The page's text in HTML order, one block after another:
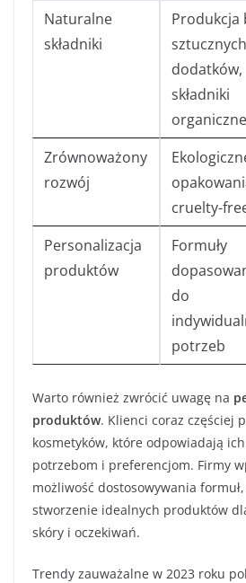
Naturalne
składniki
Produkcja
sztucznych
dodatków,
składniki
organiczne
Zrównoważony
rozwój
cruelty-
Personalizacja
produktów
Formuły
do
potrzeb
Warto również zwrócić uwagę na
produktów. Klienci coraz częściej
kosmetyków, które odpowiadają
potrzebom i preferencjom. Firmy
możliwość dostosowywania
stworzenie idealnych produktów
skóry i oczekiwań.
Trendy zauważalne w 2023 roku